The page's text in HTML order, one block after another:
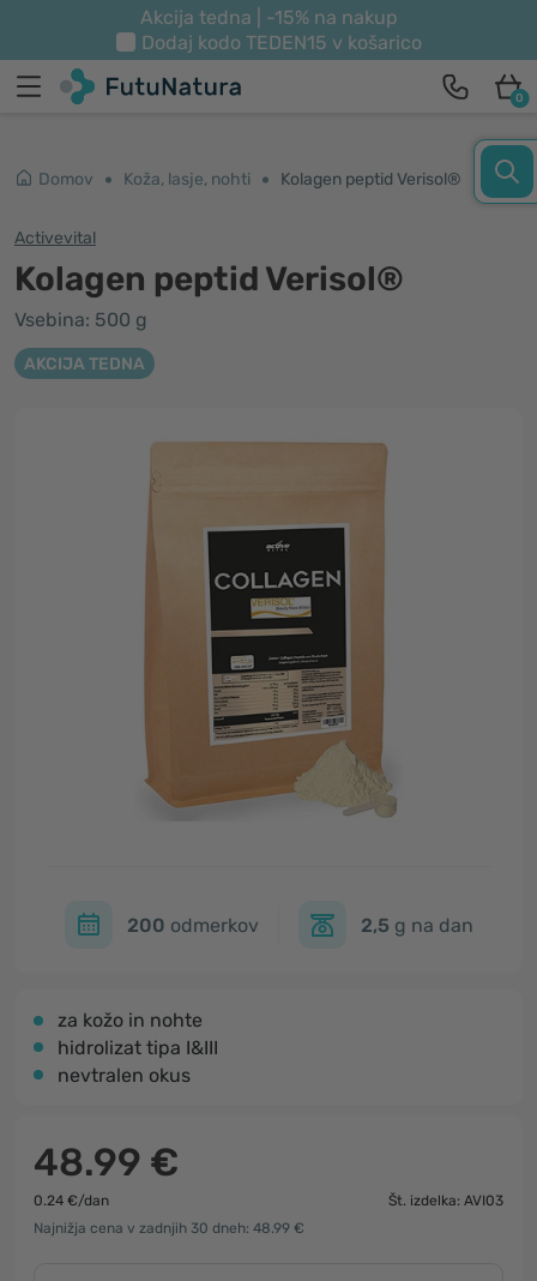
Akcija tedna | -15% na nakup
Dodaj kodo TEDEN15 v košarico
0
Domov Koža, lasje, nohti Kolagen peptid Verisol®
Activevital
Kolagen peptid Verisol®
Vsebina: 500 g
AKCIJA TEDNA
200 odmerkov 2,5 g na dan
za kožo in nohte
hidrolizat tipa I&III
nevtralen okus
48.99 €
0.24 €/dan
Št. izdelka: AVI03
Najnižja cena v zadnjih 30 dneh: 48.99 €